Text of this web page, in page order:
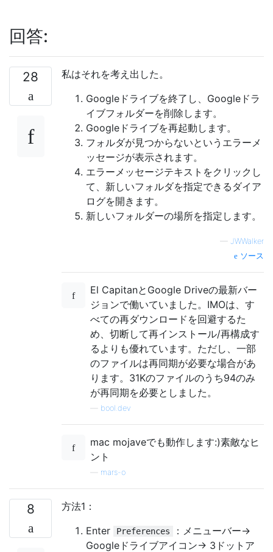
回答:
28
私はそれを考え出した。
Googleドライブを終了し、Googleドラ
イブフォルダーを削除します。
Googleドライブを再起動します。
フォルダが見つからないというエラーメ
ッセージが表示されます。
エラーメッセージテキストをクリックし
て、新しいフォルダを指定できるダイア
ログを開きます。
新しいフォルダーの場所を指定します。
— JWWalker
ソース
El CapitanとGoogle Driveの最新バー
ジョンで働いていました。IMOは、す
べての再ダウンロードを回避するた
め、切断して再インストール/再構成す
るよりも優れています。ただし、一部
のファイルは再同期が必要な場合があ
ります。31Kのファイルのうち94のみ
が再同期を必要としました。
bool.dev
mac mojaveでも動作します:)素敵なヒ
ント
mars-o
8
方法1：
Enter
Preferences
：メニューバー->
Googleドライブアイコン-> 3ドットア